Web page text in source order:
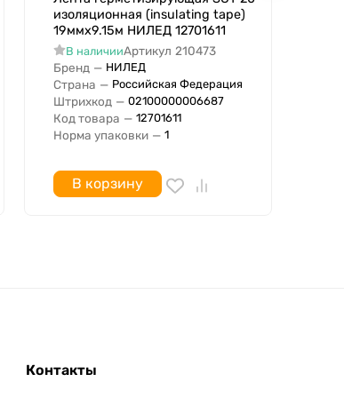
изоляционная (insulating tape)
19ммх9.15м НИЛЕД 12701611
В наличииАртикул 210473
Бренд — НИЛЕД
Страна — Российская Федерация
Штрихкод — 02100000006687
Код товара — 12701611
Норма упаковки — 1
В корзину
Контакты